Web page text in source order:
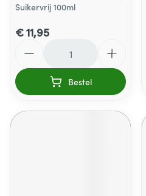
Suikervrij 100ml
€ 11,95
Bestel